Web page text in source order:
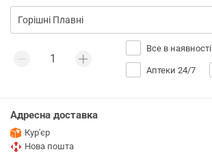
Все в наявності
Аптеки 24/7
Адресна доставка
Кур'єр
Нова пошта